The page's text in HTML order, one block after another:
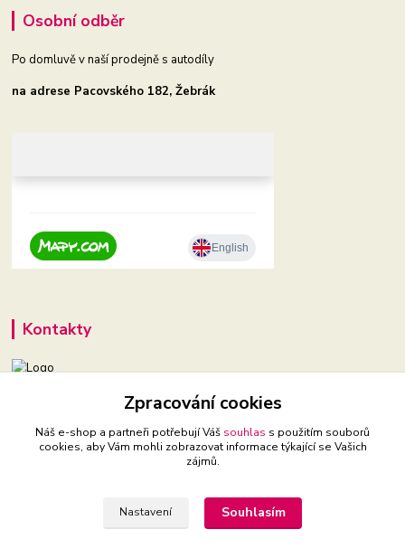
Osobní odběr
Po domluvě v naší prodejně s autodíly
na adrese Pacovského 182, Žebrák
Kontakty
+420 604 921 321
babyveci@babyveci.cz
Zpracování cookies
Náš e-shop a partneři potřebují Váš souhlas s použitím souborů
cookies, aby Vám mohli zobrazovat informace týkající se Vašich
zájmů.
Nastavení Souhlasím